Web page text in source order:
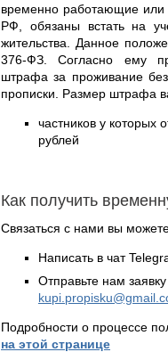
временно работающие
РФ, обязаны встать на
жительства. Данное
376-ФЗ. Согласно ему
штрафа за проживание
прописки. Размер штрафа
частников у которых
рублей
Как получить
Связаться с нами вы
Написать в чат
Отправьте нам
Подробности о процессе
на этой странице